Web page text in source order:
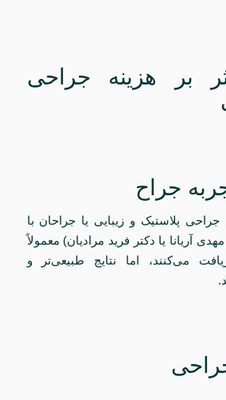
بر هزینه جراحی
جراح
پلاستیک و زیبایی یا جراحان با
مهدی آریانا یا دکتر فرید مرادیان) معمولاً
می‌کنند، اما نتایج طبیعی‌تر و